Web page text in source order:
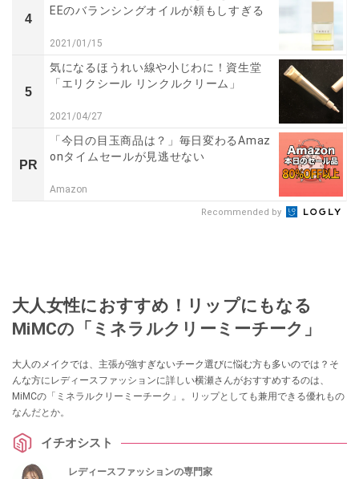
4
EEのバランシングオイルが頼もしすぎる
2021/01/15
5
気になるほうれい線や小じわに！資生堂
「エリクシール リンクルクリーム」
2021/04/27
PR
「今日の目玉商品は？」毎日変わるAmaz
onタイムセールが見逃せない
Amazon
Recommended by
大人女性におすすめ！リップにもなる
MiMCの「ミネラルクリーミーチーク」
大人のメイクでは、主張が強すぎないチーク選びに悩む方も多いのでは？そ
んな方にレディースファッションに詳しい横瀬さんがおすすめするのは、
MiMCの「ミネラルクリーミーチーク」。リップとしても兼用できる優れもの
なんだとか。
イチオシスト
レディースファッションの専門家